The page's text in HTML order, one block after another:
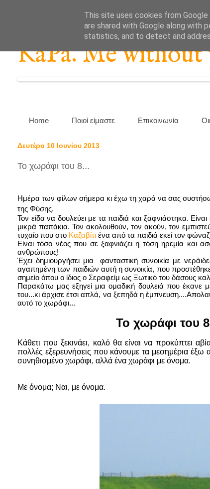
KaPa. Me without
Home Ποιοί είμαστε Επικοινωνία
Δευτέρα 10 Ιουνίου 2013
Το χωράφι του 8...
Ημέρα των φίλων σήμερα κι έχω τη χαρά να σας
της Φύσης.
Τον είδα να δουλεύει με τα παιδιά και ξαφνιάστηκα.
μικρά παπάκια. Τον ακολουθούν, τον ακούν, τον
τυχαίο που στο Καζαβίτι ένα από τα παιδιά εκεί τον
Είναι τόσο νέος που σε ξαφνιάζει η τόση ηρεμία και
ανθρώπους!
Έχει δημιουργήσει μια φανταστική συνοικία με
αγαπημένη των παιδιών αυτή η συνοικία, που
σημείο όπου ο ίδιος ο Σεραφείμ ως Ξωτικό του δάσους
Παρακάτω μας εξηγεί μια ομαδική δουλειά που
του...κι άρχισε έτσι απλά, να ξεπηδά η
αυτό το χωράφι...
Το χωράφι του
Κάθετι που ξεκινάει, καλό θα είναι να προκύπτει
πολλές εξερευνήσεις που κάνουμε τα μεσημέρια
συνηθισμένο χωράφι, αλλά ένα χωράφι με όνομα.
Με όνομα; Ναι, με όνομα.
This site uses cookies from
are shared with Google along with
statistics, and to detect and